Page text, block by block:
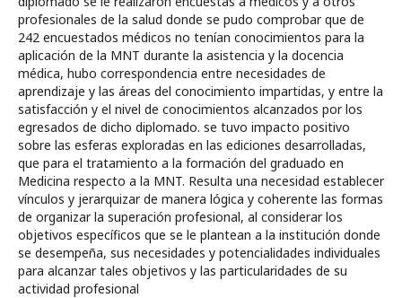
profesionales de la salud donde se pudo comprobar que de
242 encuestados médicos no tenían conocimientos para la
aplicación de la MNT durante la asistencia y la docencia
médica, hubo correspondencia entre necesidades de
aprendizaje y las áreas del conocimiento impartidas, y entre la
satisfacción y el nivel de conocimientos alcanzados por los
egresados de dicho diplomado. se tuvo impacto positivo
sobre las esferas exploradas en las ediciones desarrolladas,
que para el tratamiento a la formación del graduado en
Medicina respecto a la MNT. Resulta una necesidad establecer
vínculos y jerarquizar de manera lógica y coherente las formas
de organizar la superación profesional, al considerar los
objetivos específicos que se le plantean a la institución donde
se desempeña, sus necesidades y potencialidades individuales
para alcanzar tales objetivos y las particularidades de su
actividad profesional